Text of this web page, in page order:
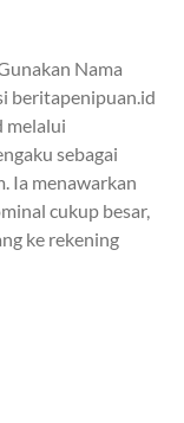
Nama
beritapenipuan.id
melalui
sebagai
Ia menawarkan
cukup besar,
ke rekening